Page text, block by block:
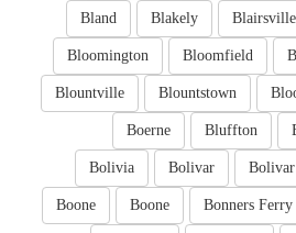
Blairsville
Blakely
Bland
Bloomfield
Bloomington
Blountstown
Blountville
Bluffton
Boerne
Bolivar
Bolivar
Bolivia
Bonners Ferry
Boone
Boone